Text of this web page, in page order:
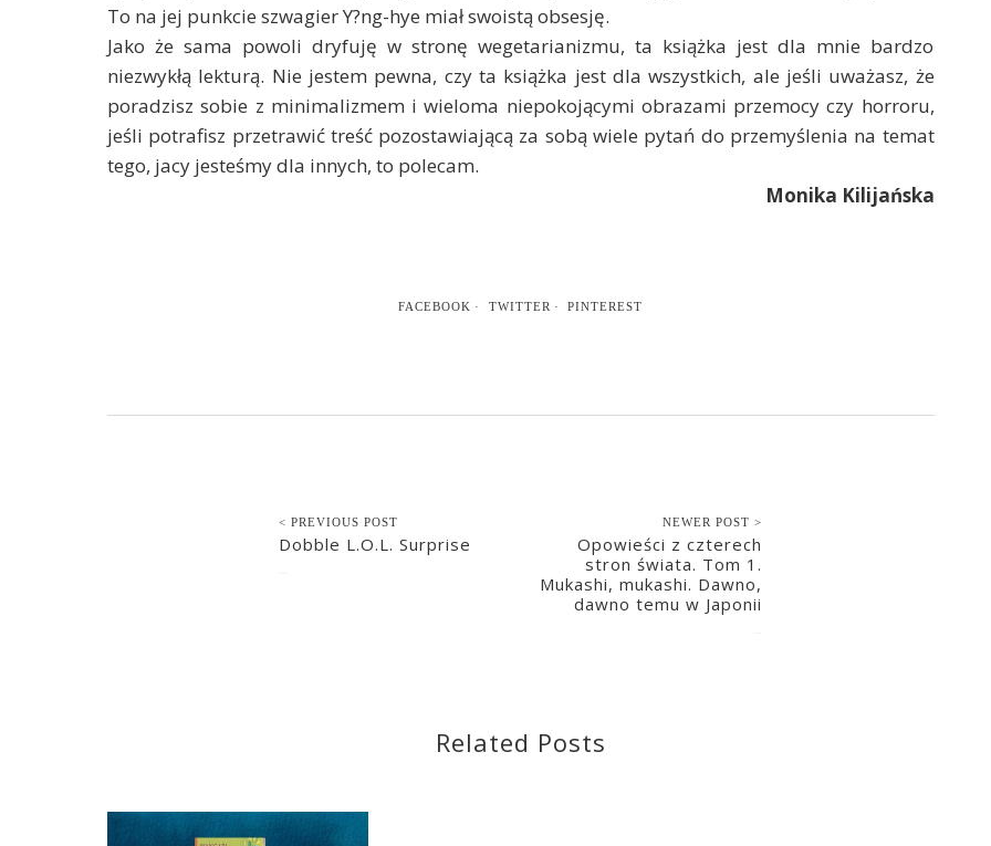
To na jej punkcie szwagier Y?ng-hye miał swoistą obsesję.
Jako że sama powoli dryfuję w stronę wegetarianizmu, ta książka jest dla mnie bardzo
niezwykłą lekturą. Nie jestem pewna, czy ta książka jest dla wszystkich, ale jeśli uważasz, że
poradzisz sobie z minimalizmem i wieloma niepokojącymi obrazami przemocy czy horroru,
jeśli potrafisz przetrawić treść pozostawiającą za sobą wiele pytań do przemyślenia na temat
tego, jacy jesteśmy dla innych, to polecam.
Monika Kilijańska
FACEBOOK TWITTER PINTEREST
< PREVIOUS POST
Dobble L.O.L. Surprise
NEWER POST >
Opowieści z czterech
stron świata. Tom 1.
Mukashi, mukashi. Dawno,
dawno temu w Japonii
Related Posts